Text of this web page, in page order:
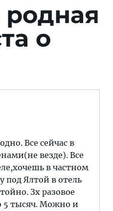
родная
о
Все сейчас в
везде). Все
в частном
под Ялтой в отель
Зх разовое
5 тысяч. Можно и